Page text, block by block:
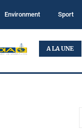
Environment Sport
A LA UNE
MISE SUR LA...